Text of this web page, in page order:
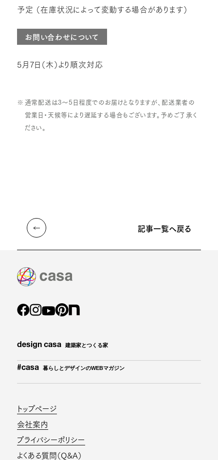
予定 （在庫状況によって変動する場合があります）
お問い合わせについて
5月7日（木）より順次対応
通常配送は3～5日程度でのお届けとなりますが、配送業者の
営業日・天候等により遅延する場合もございます。予めご了承く
ださい。
記事一覧へ戻る
design casa 建築家とつくる家
#casa 暮らしとデザインのWEBマガジン
トップページ
会社案内
プライバシーポリシー
よくある質問（Q&A）